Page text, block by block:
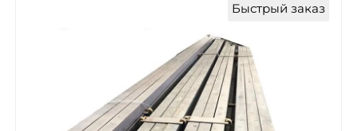
Быстрый заказ